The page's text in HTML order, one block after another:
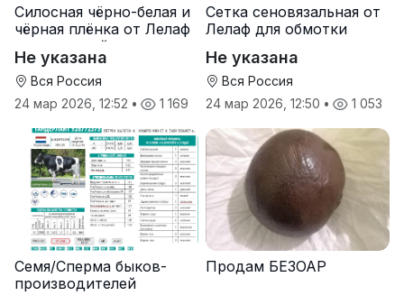
Силосная чёрно-белая и
чёрная плёнка от Лелаф
для траншей и ям
силоса/сенажа
Не указана
Вся Россия
24 мар 2026, 12:52 • 1 169
Сетка сеновязальная от
Лелаф для обмотки
Не указана
Вся Россия
24 мар 2026, 12:50 • 1 053
Семя/Сперма быков-
производителей
Продам БЕЗОАР